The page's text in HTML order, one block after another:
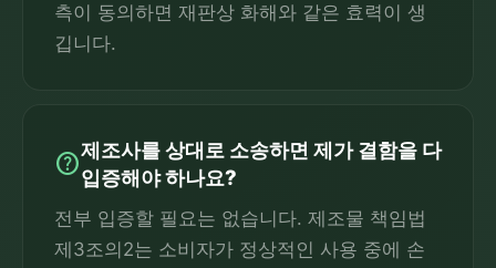
측이 동의하면 재판상 화해와 같은 효력이 생
깁니다.
help제조사를 상대로 소송하면 제가 결함을 다
입증해야 하나요?
전부 입증할 필요는 없습니다. 제조물 책임법
제3조의2는 소비자가 정상적인 사용 중에 손